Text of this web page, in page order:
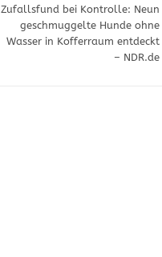
Zufallsfund bei Kontrolle: Neun
geschmuggelte Hunde ohne
Wasser in Kofferraum entdeckt
– NDR.de